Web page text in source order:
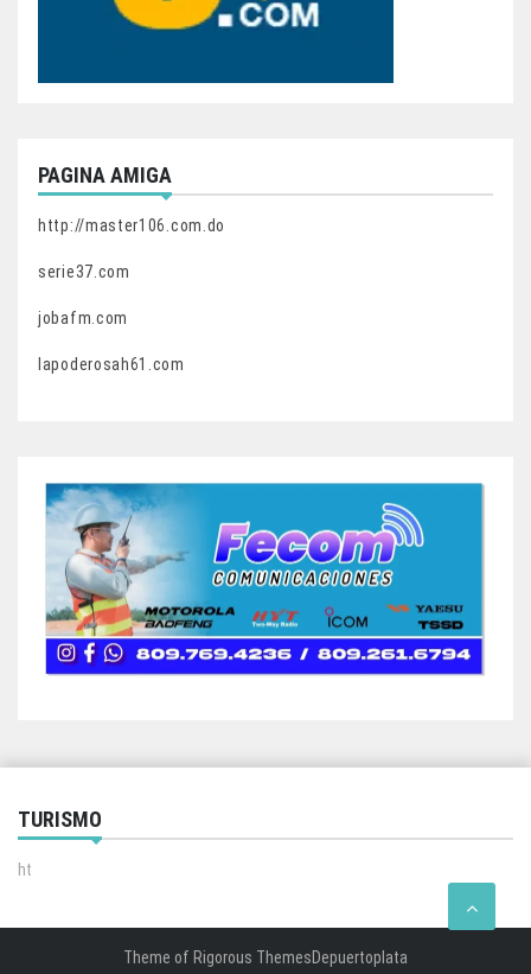
PAGINA AMIGA
http://master106.com.do
serie37.com
jobafm.com
lapoderosah61.com
TURISMO
ht
Theme of Rigorous ThemesDepuertoplata